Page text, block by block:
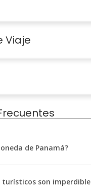
Viaje
de Panamá?
turísticos son